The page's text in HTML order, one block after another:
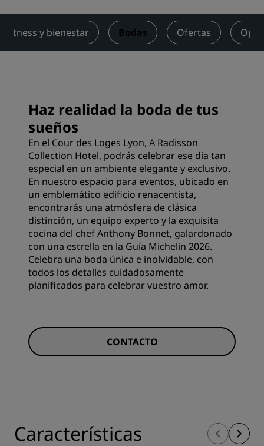
Fitness y bienestar Bodas Ofertas
Haz realidad la boda de tus
sueños
En el Cour des Loges Lyon, A Radisson
Collection Hotel, podrás celebrar ese día tan
especial en un ambiente elegante y exclusivo.
En nuestro espacio para eventos, ubicado en
un emblemático edificio renacentista,
encontrarás una atmósfera de clásica
distinción, un equipo experto y la exquisita
cocina del chef Anthony Bonnet, galardonado
con una estrella en la Guía Michelin 2026.
Celebra una boda única e inolvidable, con
todos los detalles cuidadosamente
planificados para celebrar vuestro amor.
CONTACTO
Características